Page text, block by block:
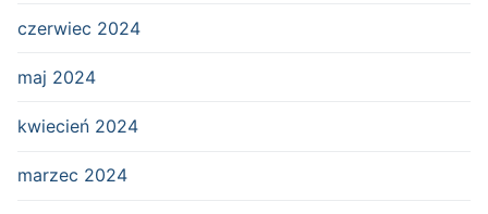
czerwiec 2024
maj 2024
kwiecień 2024
marzec 2024